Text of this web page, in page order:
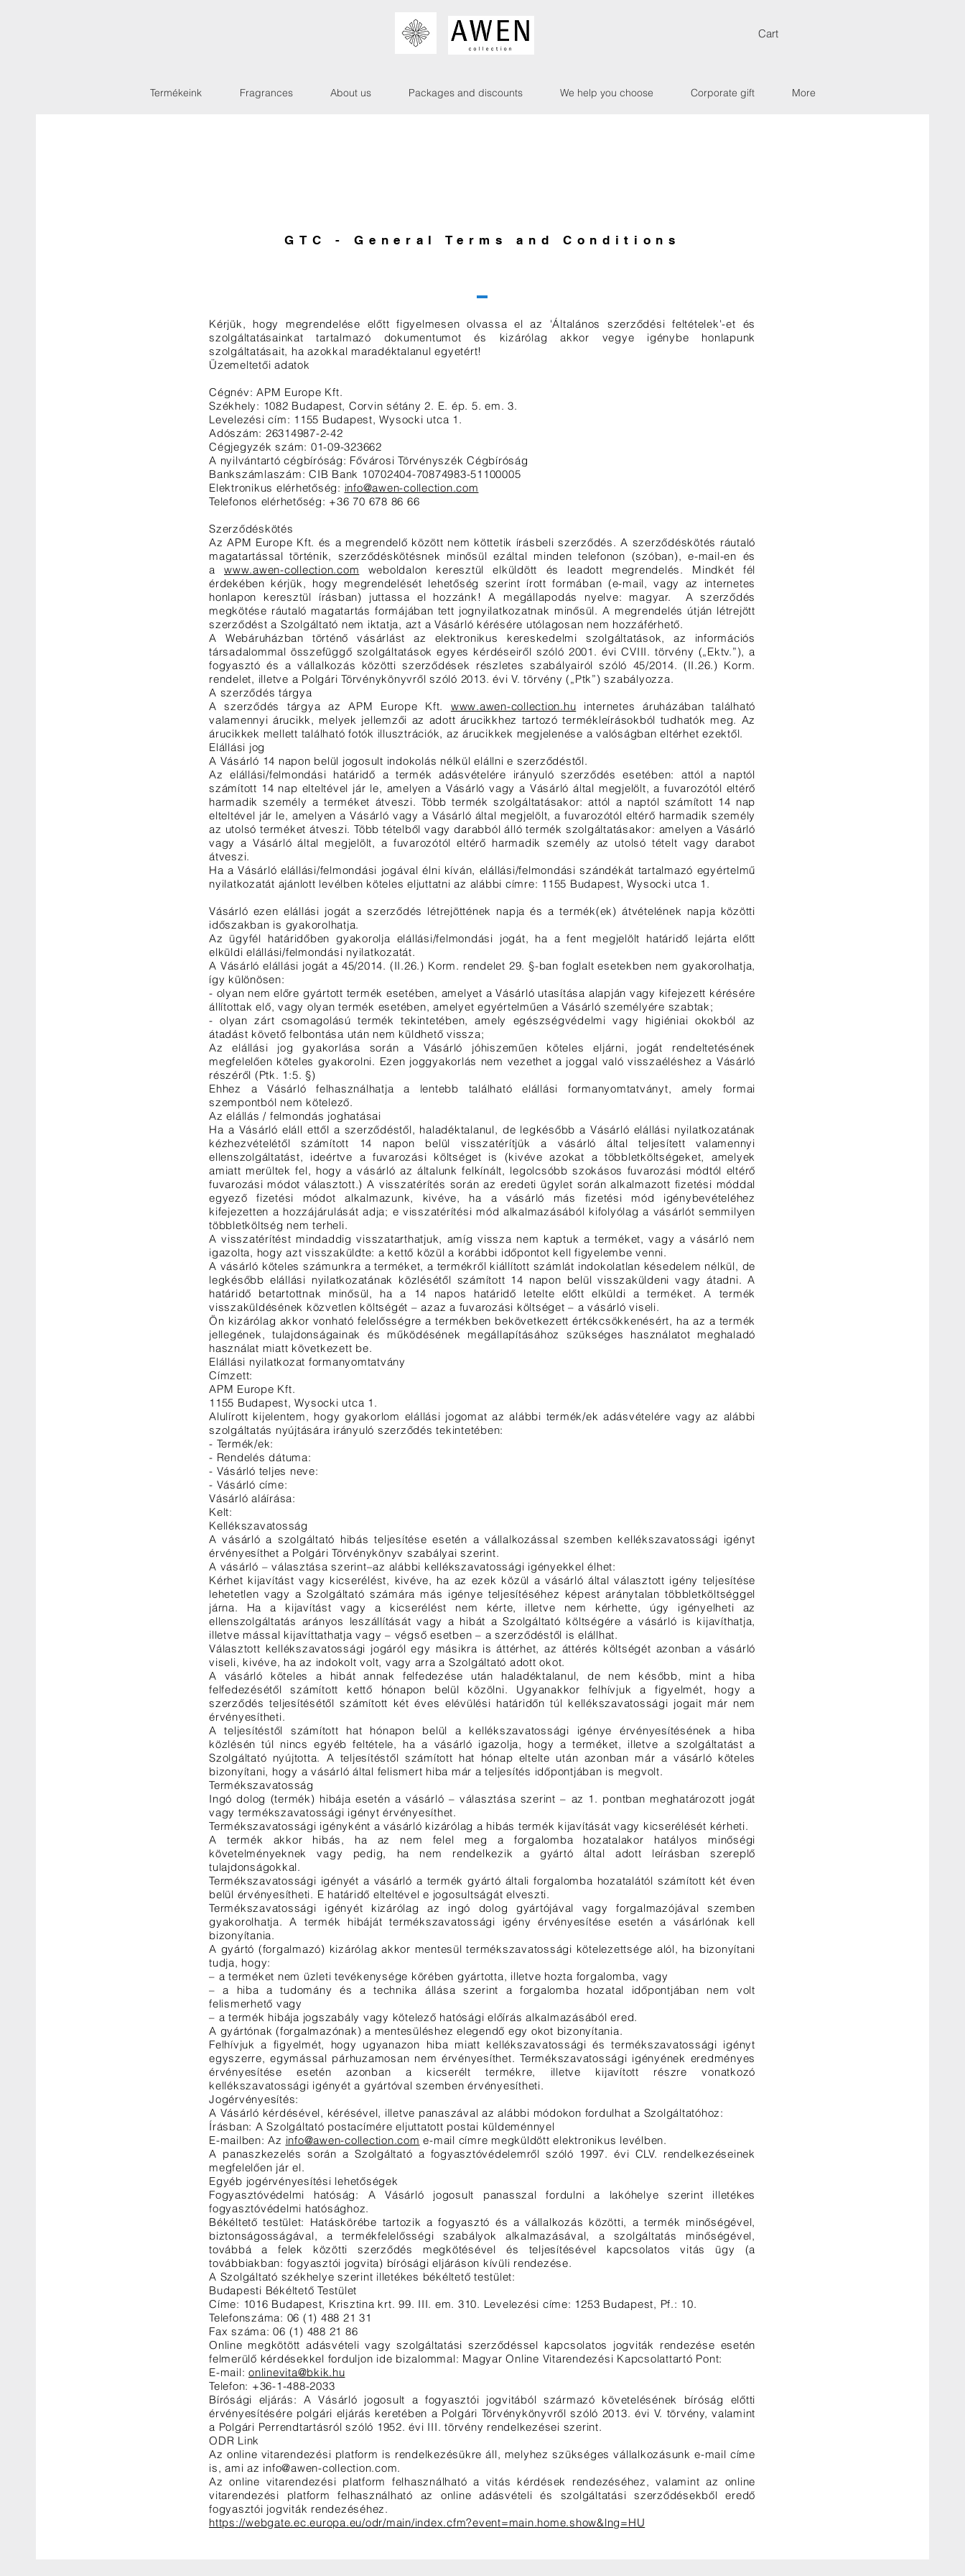
Cart
Termékeink Fragrances About us Packages and discounts We help you choose Corporate gift More
GTC - General Terms and Conditions
Kérjük, hogy megrendelése előtt figyelmesen olvassa el az 'Általános szerződési feltételek'-et és
szolgáltatásainkat tartalmazó dokumentumot és kizárólag akkor vegye igénybe honlapunk
szolgáltatásait, ha azokkal maradéktalanul egyetért!
Üzemeltetői adatok
Cégnév: APM Europe Kft.
Székhely: 1082 Budapest, Corvin sétány 2. E. ép. 5. em. 3.
Levelezési cím: 1155 Budapest, Wysocki utca 1.
Adószám: 26314987-2-42
Cégjegyzék szám: 01-09-323662
A nyilvántartó cégbíróság: Fővárosi Törvényszék Cégbíróság
Bankszámlaszám: CIB Bank 10702404-70874983-51100005
Elektronikus elérhetőség: info@awen-collection.com
Telefonos elérhetőség: +36 70 678 86 66
Szerződéskötés
Az APM Europe Kft. és a megrendelő között nem köttetik írásbeli szerződés. A szerződéskötés ráutaló
magatartással történik, szerződéskötésnek minősül ezáltal minden telefonon (szóban), e-mail-en és
awww.awen-collection.com weboldalon keresztül elküldött és leadott megrendelés. Mindkét fél
érdekében kérjük, hogy megrendelését lehetőség szerint írott formában (e-mail, vagy az internetes
honlapon keresztül írásban) juttassa el hozzánk! A megállapodás nyelve: magyar. A szerződés
megkötése ráutaló magatartás formájában tett jognyilatkozatnak minősül. A megrendelés útján létrejött
szerződést a Szolgáltató nem iktatja, azt a Vásárló kérésére utólagosan nem hozzáférhető.
A Webáruházban történő vásárlást az elektronikus kereskedelmi szolgáltatások, az információs
társadalommal összefüggő szolgáltatások egyes kérdéseiről szóló 2001. évi CVIII. törvény („Ektv.”), a
fogyasztó és a vállalkozás közötti szerződések részletes szabályairól szóló 45/2014. (II.26.) Korm.
rendelet, illetve a Polgári Törvénykönyvről szóló 2013. évi V. törvény („Ptk”) szabályozza.
A szerződés tárgya
A szerződés tárgya az APM Europe Kft. www.awen-collection.hu internetes áruházában található
valamennyi árucikk, melyek jellemzői az adott árucikkhez tartozó termékleírásokból tudhatók meg. Az
árucikkek mellett található fotók illusztrációk, az árucikkek megjelenése a valóságban eltérhet ezektől.
Elállási jog
A Vásárló 14 napon belül jogosult indokolás nélkül elállni e szerződéstől.
Az elállási/felmondási határidő a termék adásvételére irányuló szerződés esetében: attól a naptól
számított 14 nap elteltével jár le, amelyen a Vásárló vagy a Vásárló által megjelölt, a fuvarozótól eltérő
harmadik személy a terméket átveszi. Több termék szolgáltatásakor: attól a naptól számított 14 nap
elteltével jár le, amelyen a Vásárló vagy a Vásárló által megjelölt, a fuvarozótól eltérő harmadik személy
az utolsó terméket átveszi. Több tételből vagy darabból álló termék szolgáltatásakor: amelyen a Vásárló
vagy a Vásárló által megjelölt, a fuvarozótól eltérő harmadik személy az utolsó tételt vagy darabot
átveszi.
Ha a Vásárló elállási/felmondási jogával élni kíván, elállási/felmondási szándékát tartalmazó egyértelmű
nyilatkozatát ajánlott levélben köteles eljuttatni az alábbi címre: 1155 Budapest, Wysocki utca 1.
Vásárló ezen elállási jogát a szerződés létrejöttének napja és a termék(ek) átvételének napja közötti
időszakban is gyakorolhatja.
Az ügyfél határidőben gyakorolja elállási/felmondási jogát, ha a fent megjelölt határidő lejárta előtt
elküldi elállási/felmondási nyilatkozatát.
A Vásárló elállási jogát a 45/2014. (II.26.) Korm. rendelet 29. §-ban foglalt esetekben nem gyakorolhatja,
így különösen:
- olyan nem előre gyártott termék esetében, amelyet a Vásárló utasítása alapján vagy kifejezett kérésére
állítottak elő, vagy olyan termék esetében, amelyet egyértelműen a Vásárló személyére szabtak;
- olyan zárt csomagolású termék tekintetében, amely egészségvédelmi vagy higiéniai okokból az
átadást követő felbontása után nem küldhető vissza;
Az elállási jog gyakorlása során a Vásárló jóhiszeműen köteles eljárni, jogát rendeltetésének
megfelelően köteles gyakorolni. Ezen joggyakorlás nem vezethet a joggal való visszaéléshez a Vásárló
részéről (Ptk. 1:5. §)
Ehhez a Vásárló felhasználhatja a lentebb található elállási formanyomtatványt, amely formai
szempontból nem kötelező.
Az elállás / felmondás joghatásai
Ha a Vásárló eláll ettől a szerződéstől, haladéktalanul, de legkésőbb a Vásárló elállási nyilatkozatának
kézhezvételétől számított 14 napon belül visszatérítjük a vásárló által teljesített valamennyi
ellenszolgáltatást, ideértve a fuvarozási költséget is (kivéve azokat a többletköltségeket, amelyek
amiatt merültek fel, hogy a vásárló az általunk felkínált, legolcsóbb szokásos fuvarozási módtól eltérő
fuvarozási módot választott.) A visszatérítés során az eredeti ügylet során alkalmazott fizetési móddal
egyező fizetési módot alkalmazunk, kivéve, ha a vásárló más fizetési mód igénybevételéhez
kifejezetten a hozzájárulását adja; e visszatérítési mód alkalmazásából kifolyólag a vásárlót semmilyen
többletköltség nem terheli.
A visszatérítést mindaddig visszatarthatjuk, amíg vissza nem kaptuk a terméket, vagy a vásárló nem
igazolta, hogy azt visszaküldte: a kettő közül a korábbi időpontot kell figyelembe venni.
A vásárló köteles számunkra a terméket, a termékről kiállított számlát indokolatlan késedelem nélkül, de
legkésőbb elállási nyilatkozatának közlésétől számított 14 napon belül visszaküldeni vagy átadni. A
határidő betartottnak minősül, ha a 14 napos határidő letelte előtt elküldi a terméket. A termék
visszaküldésének közvetlen költségét – azaz a fuvarozási költséget – a vásárló viseli.
Ön kizárólag akkor vonható felelősségre a termékben bekövetkezett értékcsökkenésért, ha az a termék
jellegének, tulajdonságainak és működésének megállapításához szükséges használatot meghaladó
használat miatt következett be.
Elállási nyilatkozat formanyomtatvány
Címzett:
APM Europe Kft.
1155 Budapest, Wysocki utca 1.
Alulírott kijelentem, hogy gyakorlom elállási jogomat az alábbi termék/ek adásvételére vagy az alábbi
szolgáltatás nyújtására irányuló szerződés tekintetében:
- Termék/ek:
- Rendelés dátuma:
- Vásárló teljes neve:
- Vásárló címe:
Vásárló aláírása:
Kelt:
Kellékszavatosság
A vásárló a szolgáltató hibás teljesítése esetén a vállalkozással szemben kellékszavatossági igényt
érvényesíthet a Polgári Törvénykönyv szabályai szerint.
A vásárló – választása szerint–az alábbi kellékszavatossági igényekkel élhet:
Kérhet kijavítást vagy kicserélést, kivéve, ha az ezek közül a vásárló által választott igény teljesítése
lehetetlen vagy a Szolgáltató számára más igénye teljesítéséhez képest aránytalan többletköltséggel
járna. Ha a kijavítást vagy a kicserélést nem kérte, illetve nem kérhette, úgy igényelheti az
ellenszolgáltatás arányos leszállítását vagy a hibát a Szolgáltató költségére a vásárló is kijavíthatja,
illetve mással kijavíttathatja vagy – végső esetben – a szerződéstől is elállhat.
Választott kellékszavatossági jogáról egy másikra is áttérhet, az áttérés költségét azonban a vásárló
viseli, kivéve, ha az indokolt volt, vagy arra a Szolgáltató adott okot.
A vásárló köteles a hibát annak felfedezése után haladéktalanul, de nem később, mint a hiba
felfedezésétől számított kettő hónapon belül közölni. Ugyanakkor felhívjuk a figyelmét, hogy a
szerződés teljesítésétől számított két éves elévülési határidőn túl kellékszavatossági jogait már nem
érvényesítheti.
A teljesítéstől számított hat hónapon belül a kellékszavatossági igénye érvényesítésének a hiba
közlésén túl nincs egyéb feltétele, ha a vásárló igazolja, hogy a terméket, illetve a szolgáltatást a
Szolgáltató nyújtotta. A teljesítéstől számított hat hónap eltelte után azonban már a vásárló köteles
bizonyítani, hogy a vásárló által felismert hiba már a teljesítés időpontjában is megvolt.
Termékszavatosság
Ingó dolog (termék) hibája esetén a vásárló – választása szerint – az 1. pontban meghatározott jogát
vagy termékszavatossági igényt érvényesíthet.
Termékszavatossági igényként a vásárló kizárólag a hibás termék kijavítását vagy kicserélését kérheti.
A termék akkor hibás, ha az nem felel meg a forgalomba hozatalakor hatályos minőségi
követelményeknek vagy pedig, ha nem rendelkezik a gyártó által adott leírásban szereplő
tulajdonságokkal.
Termékszavatossági igényét a vásárló a termék gyártó általi forgalomba hozatalától számított két éven
belül érvényesítheti. E határidő elteltével e jogosultságát elveszti.
Termékszavatossági igényét kizárólag az ingó dolog gyártójával vagy forgalmazójával szemben
gyakorolhatja. A termék hibáját termékszavatossági igény érvényesítése esetén a vásárlónak kell
bizonyítania.
A gyártó (forgalmazó) kizárólag akkor mentesül termékszavatossági kötelezettsége alól, ha bizonyítani
tudja, hogy:
– a terméket nem üzleti tevékenysége körében gyártotta, illetve hozta forgalomba, vagy
– a hiba a tudomány és a technika állása szerint a forgalomba hozatal időpontjában nem volt
felismerhető vagy
– a termék hibája jogszabály vagy kötelező hatósági előírás alkalmazásából ered.
A gyártónak (forgalmazónak) a mentesüléshez elegendő egy okot bizonyítania.
Felhívjuk a figyelmét, hogy ugyanazon hiba miatt kellékszavatossági és termékszavatossági igényt
egyszerre, egymással párhuzamosan nem érvényesíthet. Termékszavatossági igényének eredményes
érvényesítése esetén azonban a kicserélt termékre, illetve kijavított részre vonatkozó
kellékszavatossági igényét a gyártóval szemben érvényesítheti.
Jogérvényesítés:
A Vásárló kérdésével, kérésével, illetve panaszával az alábbi módokon fordulhat a Szolgáltatóhoz:
Írásban: A Szolgáltató postacímére eljuttatott postai küldeménnyel
E-mailben: Az info@awen-collection.com e-mail címre megküldött elektronikus levélben.
A panaszkezelés során a Szolgáltató a fogyasztóvédelemről szóló 1997. évi CLV. rendelkezéseinek
megfelelően jár el.
Egyéb jogérvényesítési lehetőségek
Fogyasztóvédelmi hatóság: A Vásárló jogosult panasszal fordulni a lakóhelye szerint illetékes
fogyasztóvédelmi hatósághoz.
Békéltető testület: Hatáskörébe tartozik a fogyasztó és a vállalkozás közötti, a termék minőségével,
biztonságosságával, a termékfelelősségi szabályok alkalmazásával, a szolgáltatás minőségével,
továbbá a felek közötti szerződés megkötésével és teljesítésével kapcsolatos vitás ügy (a
továbbiakban: fogyasztói jogvita) bírósági eljáráson kívüli rendezése.
A Szolgáltató székhelye szerint illetékes békéltető testület:
Budapesti Békéltető Testület
Címe: 1016 Budapest, Krisztina krt. 99. III. em. 310. Levelezési címe: 1253 Budapest, Pf.: 10.
Telefonszáma: 06 (1) 488 21 31
Fax száma: 06 (1) 488 21 86
Online megkötött adásvételi vagy szolgáltatási szerződéssel kapcsolatos jogviták rendezése esetén
felmerülő kérdésekkel forduljon ide bizalommal: Magyar Online Vitarendezési Kapcsolattartó Pont:
E-mail: onlinevita@bkik.hu
Telefon: +36-1-488-2033
Bírósági eljárás: A Vásárló jogosult a fogyasztói jogvitából származó követelésének bíróság előtti
érvényesítésére polgári eljárás keretében a Polgári Törvénykönyvről szóló 2013. évi V. törvény, valamint
a Polgári Perrendtartásról szóló 1952. évi III. törvény rendelkezései szerint.
ODR Link
Az online vitarendezési platform is rendelkezésükre áll, melyhez szükséges vállalkozásunk e-mail címe
is, ami az info@awen-collection.com.
Az online vitarendezési platform felhasználható a vitás kérdések rendezéséhez, valamint az online
vitarendezési platform felhasználható az online adásvételi és szolgáltatási szerződésekből eredő
fogyasztói jogviták rendezéséhez.
https://webgate.ec.europa.eu/odr/main/index.cfm?event=main.home.show&lng=HU